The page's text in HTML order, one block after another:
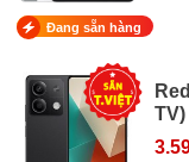
Đang sẵn hàng
TV)